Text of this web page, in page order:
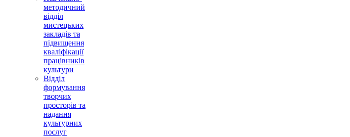
методичний
відділ
мистецьких
закладів та
підвищення
кваліфікації
працівників
культури
Відділ
формування
творчих
просторів та
надання
культурних
послуг